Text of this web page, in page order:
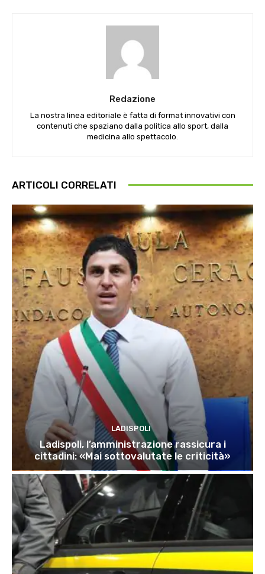
Redazione
La nostra linea editoriale è fatta di format innovativi con
contenuti che spaziano dalla politica allo sport, dalla
medicina allo spettacolo.
ARTICOLI CORRELATI
LADISPOLI
Ladispoli, l’amministrazione rassicura i
cittadini: «Mai sottovalutate le criticità»